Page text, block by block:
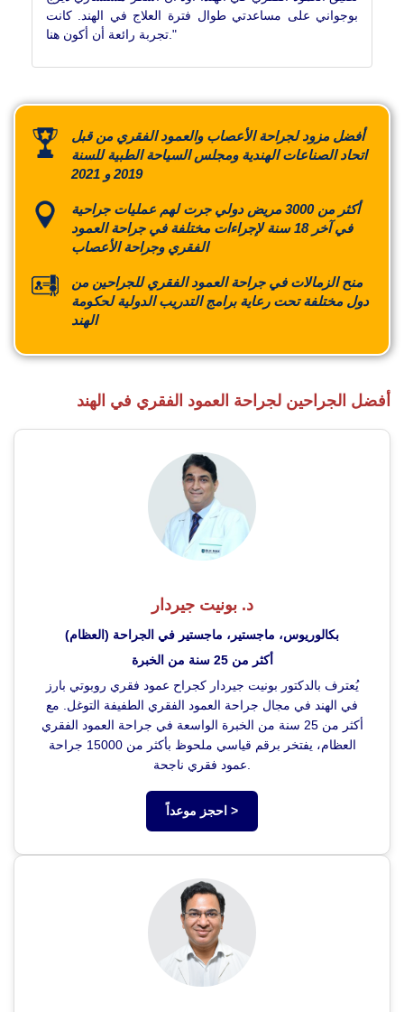
بوجواني على مساعدتي طوال فترة العلاج في الهند. كانت
تجربة رائعة أن أكون هنا."
أفضل مزود لجراحة الأعصاب والعمود الفقري من قبل
اتحاد الصناعات الهندية ومجلس السياحة الطبية للسنة
2019 و 2021
أكثر من 3000 مريض دولي جرت لهم عمليات جراحية
في آخر 18 سنة لإجراءات مختلفة في جراحة العمود
الفقري وجراحة الأعصاب
منح الزمالات في جراحة العمود الفقري للجراحين من
دول مختلفة تحت رعاية برامج التدريب الدولية لحكومة
الهند
أفضل الجراحين لجراحة العمود الفقري في الهند
د. بونيت جيردار
بكالوريوس، ماجستير، ماجستير في الجراحة (العظام)
أكثر من 25 سنة من الخبرة
يُعترف بالدكتور بونيت جيردار كجراح عمود فقري روبوتي بارز
في الهند في مجال جراحة العمود الفقري الطفيفة التوغل. مع
أكثر من 25 سنة من الخبرة الواسعة في جراحة العمود الفقري
العظام، يفتخر برقم قياسي ملحوظ بأكثر من 15000 جراحة
احجز موعداً >